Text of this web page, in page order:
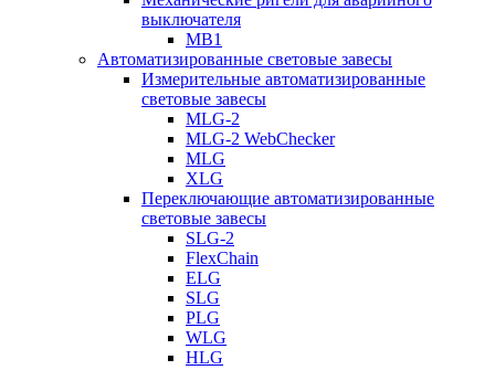
выключателя
MB1
Автоматизированные световые завесы
Измерительные автоматизированные
световые завесы
MLG-2
MLG-2 WebChecker
MLG
XLG
Переключающие автоматизированные
световые завесы
SLG-2
FlexChain
ELG
SLG
PLG
WLG
HLG